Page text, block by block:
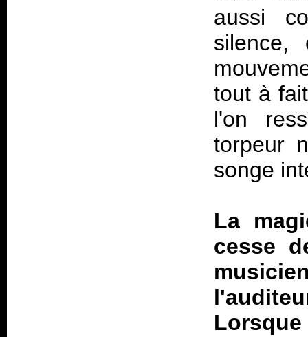
aussi
tout à
l'on
torpeur
songe
La
cesse